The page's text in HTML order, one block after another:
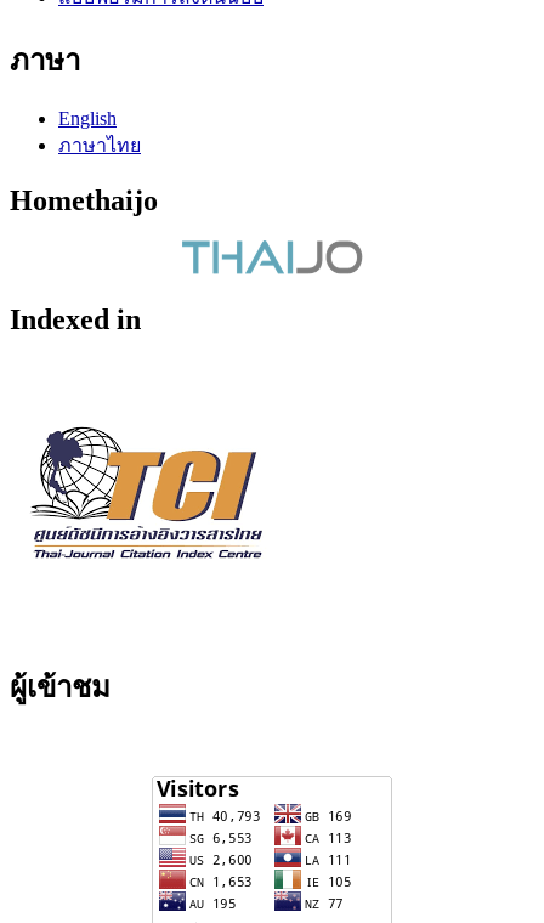
ภาษา
English
ภาษาไทย
Homethaijo
Indexed in
ผู้เข้าชม